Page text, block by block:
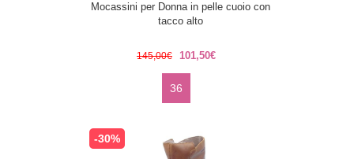
Mocassini per Donna in pelle cuoio con
tacco alto
145,00€ 101,50€
36
-30%